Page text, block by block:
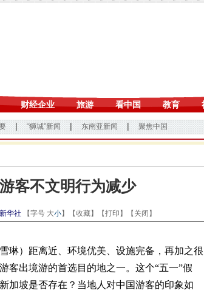
客不文明行为减少
新华社 【字号 大小】【收藏】【打印 】【 关闭 】
）距离近、环境优美、设施完备，再加之很
客出境游的首选目的地之一。这个“五一”假
加坡是否存在？当地人对中国游客的印象如